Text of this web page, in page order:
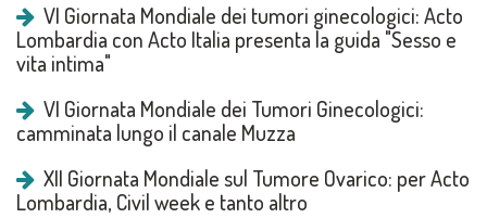
VI Giornata Mondiale dei tumori ginecologici: Acto
Lombardia con Acto Italia presenta la guida "Sesso e
vita intima"
VI Giornata Mondiale dei Tumori Ginecologici:
camminata lungo il canale Muzza
XII Giornata Mondiale sul Tumore Ovarico: per Acto
Lombardia, Civil week e tanto altro